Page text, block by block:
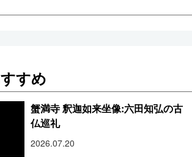
すめ
蟹満寺 釈迦如来坐像:六田知弘の古
仏巡礼
2026.07.20